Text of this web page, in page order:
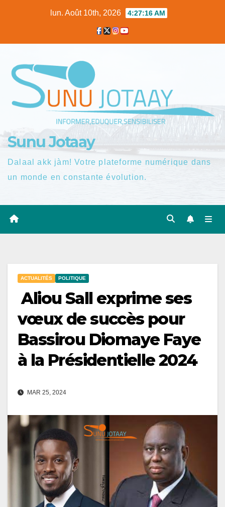
lun. Août 10th, 2026 4:27:17 AM
Sunu Jotaay
Dalaal akk jàm! Votre plateforme numérique dans
un monde en constante évolution.
ACTUALITÉS POLITIQUE
Aliou Sall exprime ses
vœux de succès pour
Bassirou Diomaye Faye
à la Présidentielle 2024
MAR 25, 2024